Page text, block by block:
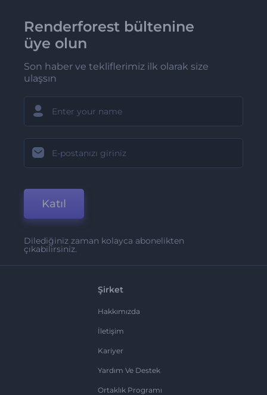
Renderforest bültenine
üye olun
Son haber ve tekliflerimiz ilk olarak size
ulaşsın
Katıl
Dilediğiniz zaman kolayca abonelikten
çıkabilirsiniz.
Şirket
Hakkımızda
İletişim
Kariyer
Yardım Ve Destek
Ortaklık Programı